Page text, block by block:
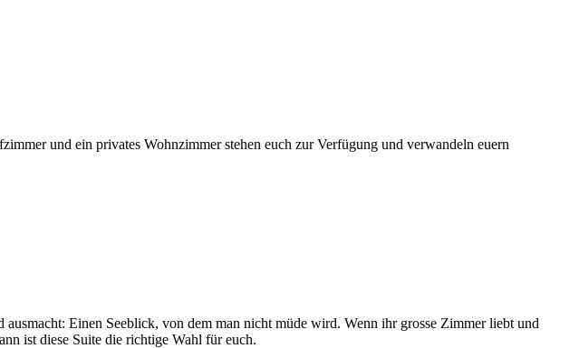
und ein privates Wohnzimmer stehen euch zur Verfügung und verwandeln euern
Einen Seeblick, von dem man nicht müde wird. Wenn ihr grosse Zimmer liebt und
ist diese Suite die richtige Wahl für euch.